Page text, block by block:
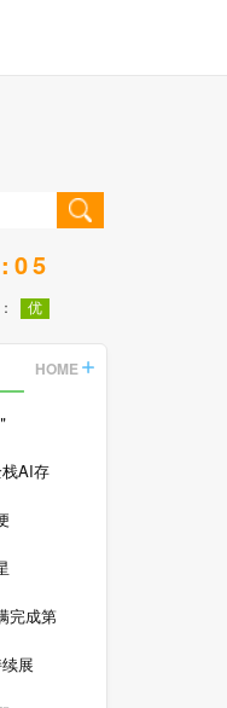
HOME
AI存
完成第
展